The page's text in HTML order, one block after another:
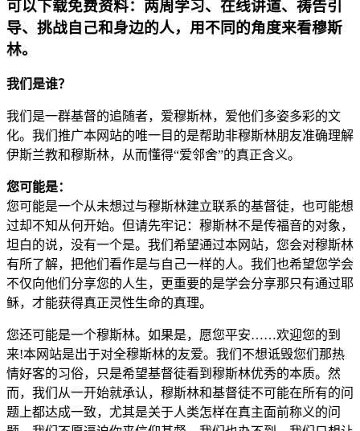
可以下载免费资料：两周学习、在线讲道、祷告引
导、挑战自己和身边的人，用不同的角度来看穆斯
林。
我们是谁？
我们是一群基督的追随者，爱穆斯林，爱他们多姿多彩的文
化。我们推广本网站的唯一目的是帮助非穆斯林朋友准确理解
伊斯兰教和穆斯林，从而懂得“爱邻舍”的真正含义。
您可能是：
您可能是一个从未想过与穆斯林建立联系的基督徒，也可能想
过却不知从何开始。但请先牢记：穆斯林不是传福音的对象，
坦白的说，没有一个是。我们希望通过本网站，您会对穆斯林
有所了解，把他们看作是与自己一样的人。我们也希望您学会
不仅向他们分享您的人生，更重要的是学会分享那只有通过耶
稣，才能获得真正灵性生命的真理。
您还可能是一个穆斯林。如果是，愿您平安……欢迎您的到
来!本网站是出于对全穆斯林的友爱。我们不想诋毁您们那热
情好客的习俗，只是希望基督徒看到穆斯林优秀的本质。然
而，我们从一开始就承认，穆斯林和基督徒不可能在所有的问
题上都达成一致，尤其是关于人类怎样在真主面前称义的问